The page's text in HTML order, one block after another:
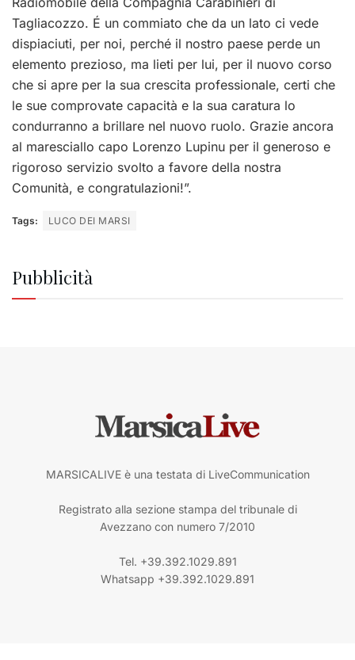
Tagliacozzo. É un commiato che da un lato ci vede
dispiaciuti, per noi, perché il nostro paese perde un
elemento prezioso, ma lieti per lui, per il nuovo corso
che si apre per la sua crescita professionale, certi che
le sue comprovate capacità e la sua caratura lo
condurranno a brillare nel nuovo ruolo. Grazie ancora
al maresciallo capo Lorenzo Lupinu per il generoso e
rigoroso servizio svolto a favore della nostra
Comunità, e congratulazioni!”.
Tags: LUCO DEI MARSI
Pubblicità
MARSICALIVE è una testata di LiveCommunication
Registrato alla sezione stampa del tribunale di
Avezzano con numero 7/2010
Tel. +39.392.1029.891
Whatsapp +39.392.1029.891